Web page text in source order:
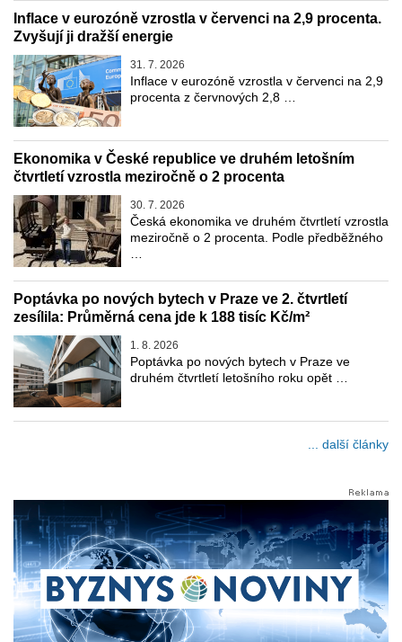
Inflace v eurozóně vzrostla v červenci na 2,9 procenta.
Zvyšují ji dražší energie
31. 7. 2026
Inflace v eurozóně vzrostla v červenci na 2,9
procenta z červnových 2,8 …
Ekonomika v České republice ve druhém letošním
čtvrtletí vzrostla meziročně o 2 procenta
30. 7. 2026
Česká ekonomika ve druhém čtvrtletí vzrostla
meziročně o 2 procenta. Podle předběžného
…
Poptávka po nových bytech v Praze ve 2. čtvrtletí
zesílila: Průměrná cena jde k 188 tisíc Kč/m²
1. 8. 2026
Poptávka po nových bytech v Praze ve
druhém čtvrtletí letošního roku opět …
... další články